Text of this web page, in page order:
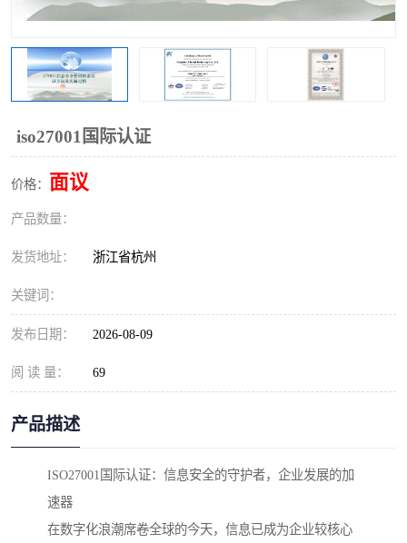
iso27001国际认证
价格： 面议
产品数量：
发货地址： 浙江省杭州
关键词：
发布日期： 2026-08-09
阅 读 量： 69
产品描述
ISO27001国际认证：信息安全的守护者，企业发展的加
速器
在数字化浪潮席卷全球的今天，信息已成为企业较核心